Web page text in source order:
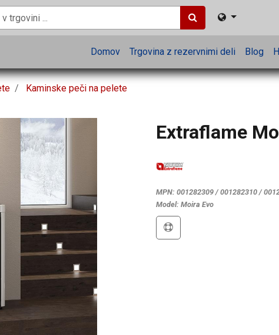
Domov Trgovina z rezervnimi deli Blog
Kaminske peči na pelete
Extraflame
MPN: 001282309 / 001282310 /
Model: Moira Evo